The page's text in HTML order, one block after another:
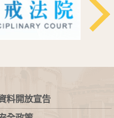
料開放宣告